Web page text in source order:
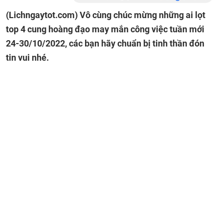
(Lichngaytot.com)Vô cùng chúc mừng những ai lọt
top 4 cung hoàng đạo may mắn công việc tuần mới
24-30/10/2022, các bạn hãy chuẩn bị tinh thần đón
tin vui nhé.